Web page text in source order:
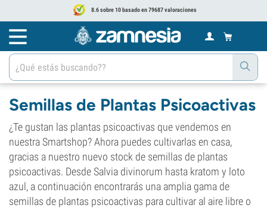
8.6 sobre 10 basado en 79687 valoraciones
Semillas de Plantas Psicoactivas
¿Te gustan las plantas psicoactivas que vendemos en
nuestra Smartshop? Ahora puedes cultivarlas en casa,
gracias a nuestro nuevo stock de semillas de plantas
psicoactivas. Desde Salvia divinorum hasta kratom y loto
azul, a continuación encontrarás una amplia gama de
semillas de plantas psicoactivas para cultivar al aire libre o